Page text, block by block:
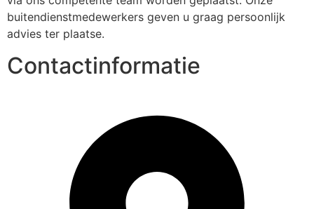
buitendienstmedewerkers geven u graag persoonlijk
advies ter plaatse.
Contactinformatie